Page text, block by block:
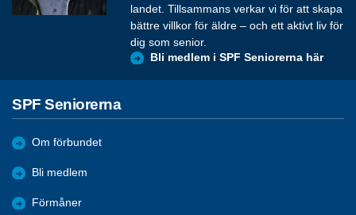
landet. Tillsammans verkar vi för att skapa
bättre villkor för äldre – och ett aktivt liv för
dig som senior.
Bli medlem i SPF Seniorerna här
SPF Seniorerna
Om förbundet
Bli medlem
Förmåner